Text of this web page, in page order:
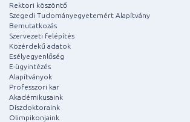
Rektori köszöntő
Szegedi Tudományegyetemért Alapítvány
Bemutatkozás
Szervezeti felépítés
Közérdekű adatok
Esélyegyenlőség
E-ügyintézés
Alapítványok
Professzori kar
Akadémikusaink
Díszdoktoraink
Olimpikonjaink